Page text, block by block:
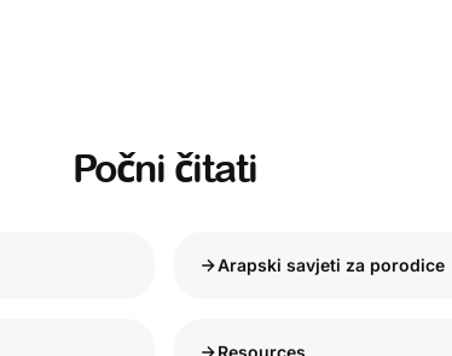
Počni čitati
Arapski savjeti za porodice
Resources